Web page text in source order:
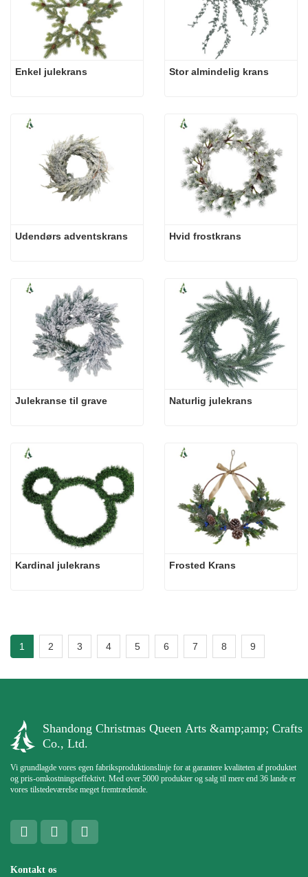
Enkel julekrans Stor almindelig krans
Udendørs adventskrans Hvid frostkrans
Julekranse til grave Naturlig julekrans
Kardinal julekrans Frosted Krans
1 2 3 4 5 6 7 8 9
Shandong Christmas Queen Arts &amp;amp; Crafts
Co., Ltd.
Vi grundlagde vores egen fabriksproduktionslinje for at garantere kvaliteten af ​​produktet
og pris-omkostningseffektivt. Med over 5000 produkter og salg til mere end 36 lande er
vores tilstedeværelse meget fremtrædende.
Kontakt os